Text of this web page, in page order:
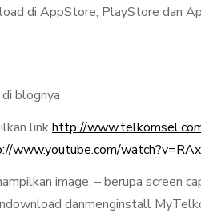
di AppStore, PlayStore dan
blognya
linkhttp://
www.youtube.com/
image, – berupa screen
danmenginstall